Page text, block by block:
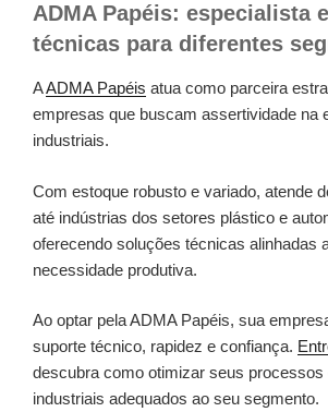
ADMA Papéis: especialista
técnicas para diferentes
AADMA Papéis atua como parceira
empresas que buscam assertividade na
industriais.
Com estoque robusto e variado, atende
até indústrias dos setores plástico e
oferecendo soluções técnicas alinhadas
necessidade produtiva.
Ao optar pela ADMA Papéis, sua
suporte técnico, rapidez e confiança.
descubra como otimizar seus processos
industriais adequados ao seu segmento.